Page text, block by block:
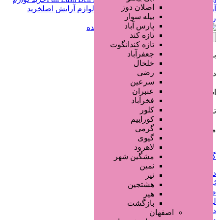
اصلان دوز
بیله سوار
پارس آباد
تازه کند
تازه کندانگوت
جعفرآباد
خلخال
رضی
سرعین
عنبران
فخرآباد
کلور
کوراییم
گرمی
گیوی
لاهرود
مشگین شهر
نمین
نیر
هشتجین
هیر
بازگشت
اصفهان
آرایش اورجینال
Full Lash Bell Mascara لوازم آرایش اصلخرید
ریمل
لوازم آرایش اورجینال مهرو
0902****222
آگهی دهنده
بازدید
دسته‌بندی
محصولات آرایشی
استان / شهر
خراسان رضوی, مشهد
تاریخ انتشار
مبلغ
گزارش مشکل آگهی
دانلود فایل لایه باز گرافیکی
ثبت آگهی خدمات ناخن
طراحی بنر تبلیغاتی
لیست سایتهای تبلیغاتی
دریافت کد رهگیری مالیاتی